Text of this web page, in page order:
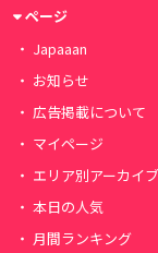
ページ
Japaaan
お知らせ
広告掲載について
マイページ
エリア別アーカイブ
本日の人気
月間ランキング